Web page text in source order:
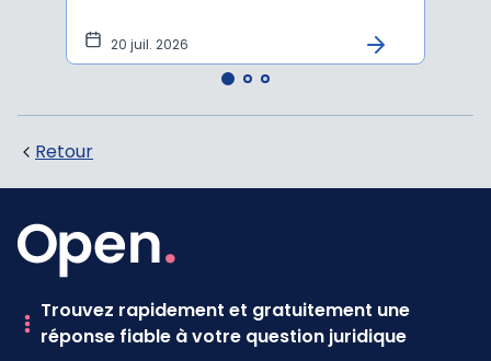
20 juil. 2026
Retour
Trouvez rapidement et gratuitement une
réponse fiable à votre question juridique